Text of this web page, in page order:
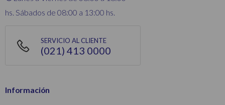
hs. Sábados de 08:00 a 13:00 hs.
SERVICIO AL CLIENTE
(021) 413 0000
Información